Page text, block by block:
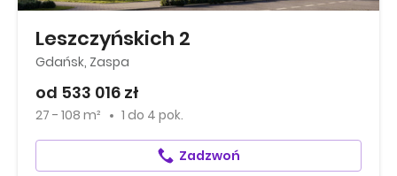
Leszczyńskich 2
Gdańsk, Zaspa
od 533 016 zł
27 - 108 m² 1 do 4 pok.
Zadzwoń